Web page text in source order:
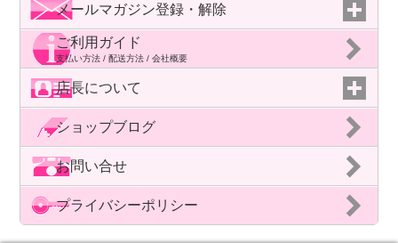
メールマガジン登録・解除
ご利用ガイド
支払い方法 / 配送方法 / 会社概要
店長について
ショップブログ
お問い合せ
プライバシーポリシー